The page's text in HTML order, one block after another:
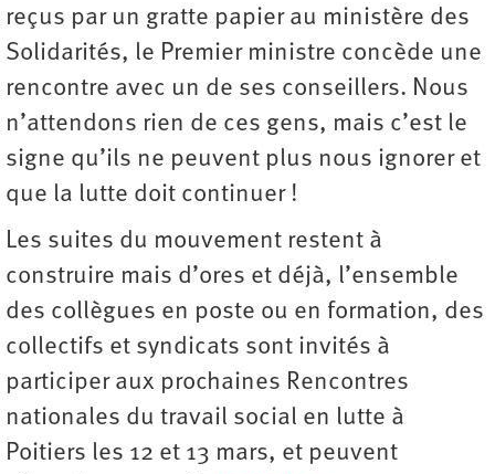
reçus par un gratte papier au ministère des
Solidarités, le Premier ministre concède une
rencontre avec un de ses conseillers. Nous
n’attendons rien de ces gens, mais c’est le
signe qu’ils ne peuvent plus nous ignorer et
que la lutte doit continuer !
Les suites du mouvement restent à
construire mais d’ores et déjà, l’ensemble
des collègues en poste ou en formation, des
collectifs et syndicats sont invités à
participer aux prochaines Rencontres
nationales du travail social en lutte à
Poitiers les 12 et 13 mars, et peuvent